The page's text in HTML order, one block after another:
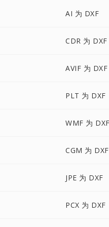
AI 为 DXF
CDR 为 DXF
AVIF 为 DXF
PLT 为 DXF
WMF 为
CGM 为 DXF
JPE 为 DXF
PCX 为 DXF